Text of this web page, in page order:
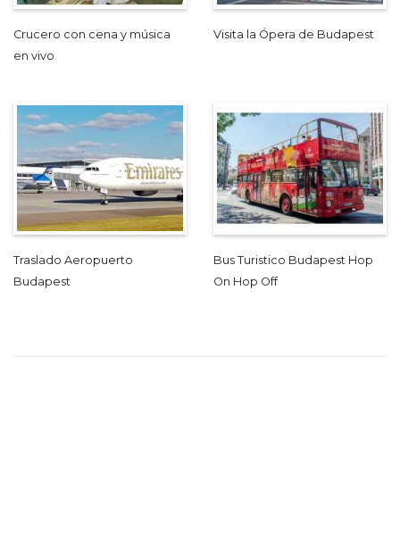
Crucero con cena y música
en vivo
Visita la Ópera de Budapest
Traslado Aeropuerto
Budapest
Bus Turistico Budapest Hop
On Hop Off